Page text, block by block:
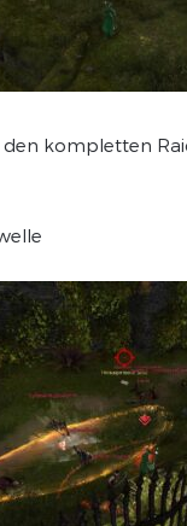
kompletten